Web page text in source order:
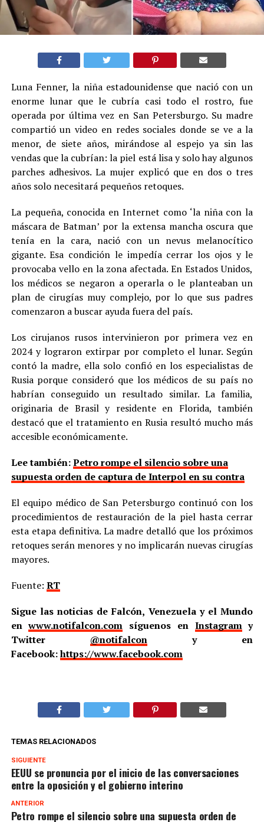
Luna Fenner, la niña estadounidense que nació con un
enorme lunar que le cubría casi todo el rostro, fue
operada por última vez en San Petersburgo. Su madre
compartió un video en redes sociales donde se ve a la
menor, de siete años, mirándose al espejo ya sin las
vendas que la cubrían: la piel está lisa y solo hay algunos
parches adhesivos. La mujer explicó que en dos o tres
años solo necesitará pequeños retoques.
La pequeña, conocida en Internet como ‘la niña con la
máscara de Batman’ por la extensa mancha oscura que
tenía en la cara, nació con un nevus melanocítico
gigante. Esa condición le impedía cerrar los ojos y le
provocaba vello en la zona afectada. En Estados Unidos,
los médicos se negaron a operarla o le planteaban un
plan de cirugías muy complejo, por lo que sus padres
comenzaron a buscar ayuda fuera del país.
Los cirujanos rusos intervinieron por primera vez en
2024 y lograron extirpar por completo el lunar. Según
contó la madre, ella solo confió en los especialistas de
Rusia porque consideró que los médicos de su país no
habrían conseguido un resultado similar. La familia,
originaria de Brasil y residente en Florida, también
destacó que el tratamiento en Rusia resultó mucho más
accesible económicamente.
Lee también:Petro rompe el silencio sobre una
supuesta orden de captura de Interpol en su contra
El equipo médico de San Petersburgo continuó con los
procedimientos de restauración de la piel hasta cerrar
esta etapa definitiva. La madre detalló que los próximos
retoques serán menores y no implicarán nuevas cirugías
mayores.
Fuente: RT
Sigue las noticias de Falcón, Venezuela y el Mundo
enwww.notifalcon.com síguenos en Instagramy
Twitter @notifalcony en
Facebook:https://www.facebook.com
TEMAS RELACIONADOS
SIGUIENTE
EEUU se pronuncia por el inicio de las conversaciones
entre la oposición y el gobierno interino
ANTERIOR
Petro rompe el silencio sobre una supuesta orden de